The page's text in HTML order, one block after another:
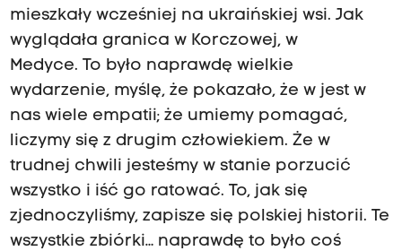
mieszkały wcześniej na ukraińskiej wsi. Jak
wyglądała granica w Korczowej, w
Medyce. To było naprawdę wielkie
wydarzenie, myślę, że pokazało, że w jest w
nas wiele empatii; że umiemy pomagać,
liczymy się z drugim człowiekiem. Że w
trudnej chwili jesteśmy w stanie porzucić
wszystko i iść go ratować. To, jak się
zjednoczyliśmy, zapisze się polskiej historii. Te
wszystkie zbiórki… naprawdę to było coś